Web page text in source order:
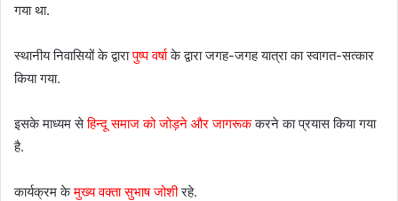
गया था.
स्थानीय निवासियों के द्वारापुष्प वर्षाके द्वारा जगह-जगह यात्रा का स्वागत-सत्कार
किया गया.
इसके माध्यम सेहिन्दू समाज को जोड़ने और जागरूककरने का प्रयास किया गया
है.
कार्यक्रम केमुख्य वक्ता सुभाष जोशीरहे.